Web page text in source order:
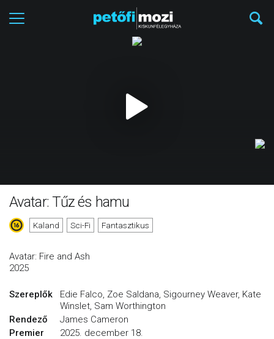
Avatar: Tűz és hamu
Kaland Sci-Fi Fantasztikus
Avatar: Fire and Ash
2025
Szereplők
Edie Falco, Zoe Saldana, Sigourney Weaver, Kate
Winslet, Sam Worthington
Rendező
James Cameron
Premier
2025. december 18.